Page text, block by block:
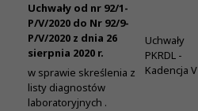
Uchwały od nr 92/1-
P/V/2020 do Nr 92/9-
P/V/2020 z dnia 26
sierpnia 2020 r.
w sprawie skreślenia z
listy diagnostów
laboratoryjnych .
Uchwały
PKRDL -
Kadencja V